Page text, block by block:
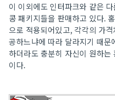
이 이외에도 인터파크와 같은
콩 패키지들을 판매하고 있다.
으로 적용되어있고, 각각의 가
공하느냐에 따라 달라지기 때
하더라도 충분히 자신이 원하
이다.